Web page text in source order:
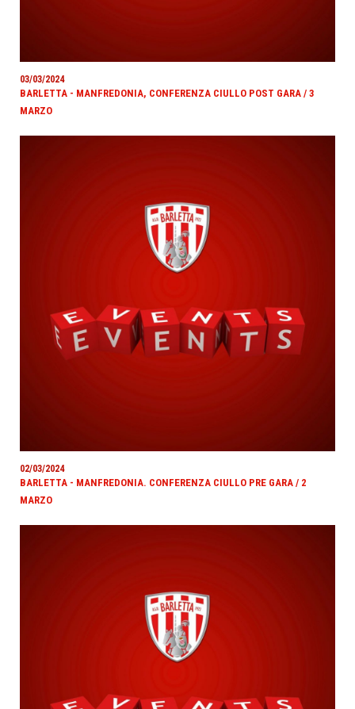
03/03/2024
BARLETTA - MANFREDONIA, CONFERENZA CIULLO POST GARA / 3
MARZO
02/03/2024
BARLETTA - MANFREDONIA. CONFERENZA CIULLO PRE GARA / 2
MARZO